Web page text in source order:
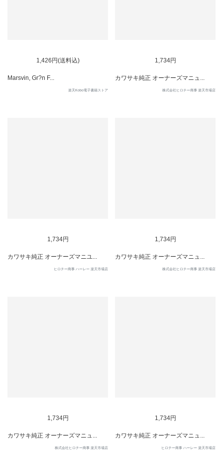
1,426円(送料込)
Marsvin, Gr?n F...
楽天Kobo電子書籍ストア
1,734円
カワサキ純正 オーナーズマニュ...
株式会社ヒロチー商事 楽天市場店
1,734円
カワサキ純正 オーナーズマニユ...
ヒロチー商事 ハーレー 楽天市場店
1,734円
カワサキ純正 オーナーズマニュ...
株式会社ヒロチー商事 楽天市場店
1,734円
カワサキ純正 オーナーズマニュ...
株式会社ヒロチー商事 楽天市場店
1,734円
カワサキ純正 オーナーズマニュ...
ヒロチー商事 ハーレー 楽天市場店